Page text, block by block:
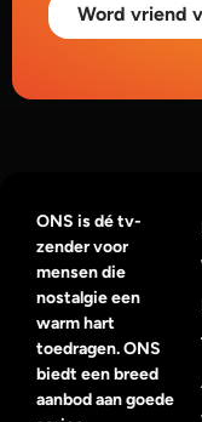
Word vriend
ONS is dé tv-
zender voor
mensen die
nostalgie een
warm hart
toedragen. ONS
biedt een breed
aanbod aan goede